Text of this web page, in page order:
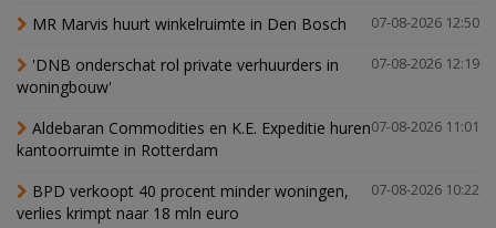
07-08-2026 12:50
MR Marvis huurt winkelruimte in Den Bosch
07-08-2026 12:19
'DNB onderschat rol private verhuurders in
woningbouw'
07-08-2026 11:01
Aldebaran Commodities en K.E. Expeditie huren
kantoorruimte in Rotterdam
07-08-2026 10:22
BPD verkoopt 40 procent minder woningen,
verlies krimpt naar 18 mln euro